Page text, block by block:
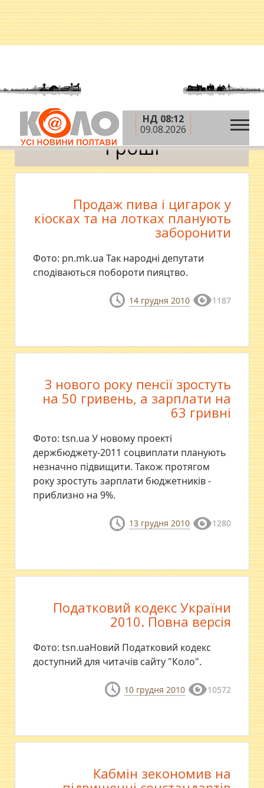
НД 08:12
09.08.2026
Головна » Новини » Гроші
Гроші
Продаж пива і цигарок у
кіосках та на лотках планують
заборонити
Фото: pn.mk.ua Так народні депутати
сподіваються побороти пияцтво.
14 грудня 2010 1187
З нового року пенсії зростуть
на 50 гривень, а зарплати на
63 гривні
Фото: tsn.ua У новому проекті
держбюджету-2011 соцвиплати планують
незначно підвищити. Також протягом
року зростуть зарплати бюджетників -
приблизно на 9%.
13 грудня 2010 1280
Податковий кодекс України
2010. Повна версія
Фото: tsn.uaНовий Податковий кодекс
доступний для читачів сайту "Коло".
10 грудня 2010 10572
Кабмін зекономив на